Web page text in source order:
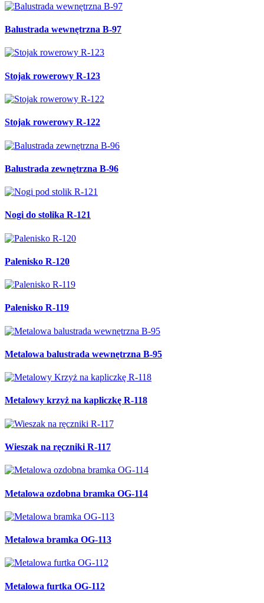
Balustrada wewnętrzna B-97
Stojak rowerowy R-123
Stojak rowerowy R-122
Balustrada zewnętrzna B-96
Nogi do stolika R-121
Palenisko R-120
Palenisko R-119
Metalowa balustrada wewnętrzna B-95
Metalowy krzyż na kapliczkę R-118
Wieszak na ręczniki R-117
Metalowa ozdobna bramka OG-114
Metalowa bramka OG-113
Metalowa furtka OG-112